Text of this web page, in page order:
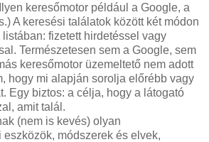
keresőmotor például a Google, a
A keresési találatok között két módon
fizetett hirdetéssel vagy
Természetesen sem a Google, sem
keresőmotor üzemeltető nem adott
hogy mi alapján sorolja előrébb vagy
Egy biztos: a célja, hogy a látogató
amit talál.
(nem is kevés) olyan
módszerek és elvek,